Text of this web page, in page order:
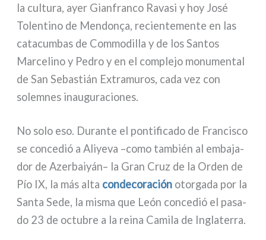
la cul­tu­ra, ayer Gianfranco Ravasi y hoy José
Tolentino de Mendonça, recien­te­men­te en las
cata­cum­bas de Commodilla y de los Santos
Marcelino y Pedro y en el com­ple­jo monu­men­tal
de San Sebastián Extramuros, cada vez con
solem­nes inau­gu­ra­cio­nes.
No solo eso. Durante el pon­ti­fi­ca­do de Francisco
se con­ce­dió a Aliyeva –como tam­bién al emba­ja­
dor de Azerbaiyán– la Gran Cruz de la Orden de
Pío IX, la más alta con­de­co­ra­ción otor­ga­da por la
Santa Sede, la misma que León con­ce­dió el pasa­
do 23 de octu­bre a la rei­na Camila de Inglaterra.